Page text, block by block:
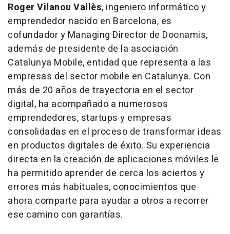
Roger Vilanou Vallès, ingeniero informático y
emprendedor nacido en Barcelona, es
cofundador y Managing Director de Doonamis,
además de presidente de la asociación
Catalunya Mobile, entidad que representa a las
empresas del sector mobile en Catalunya. Con
más de 20 años de trayectoria en el sector
digital, ha acompañado a numerosos
emprendedores, startups y empresas
consolidadas en el proceso de transformar ideas
en productos digitales de éxito. Su experiencia
directa en la creación de aplicaciones móviles le
ha permitido aprender de cerca los aciertos y
errores más habituales, conocimientos que
ahora comparte para ayudar a otros a recorrer
ese camino con garantías.